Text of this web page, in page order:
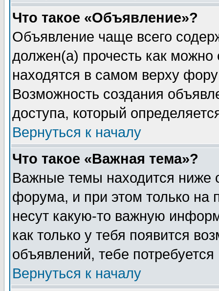
Что такое «Объявление»?
Объявление чаще всего
должен(а) прочесть как
находятся в самом верху
Возможность создания
доступа, который
Вернуться к началу
Что такое «Важная тема»?
Важные темы находится ниже
форума, и при этом только на
несут какую-то важную
как только у тебя появится
объявлений, тебе
Вернуться к началу